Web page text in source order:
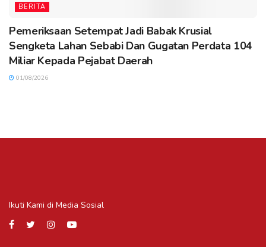
BERITA
Pemeriksaan Setempat Jadi Babak Krusial
Sengketa Lahan Sebabi Dan Gugatan Perdata 104
Miliar Kepada Pejabat Daerah
01/08/2026
Ikuti Kami di Media Sosial